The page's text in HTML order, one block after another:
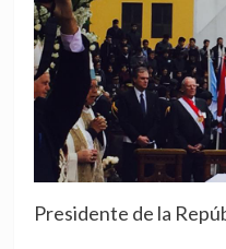
Presidente de la